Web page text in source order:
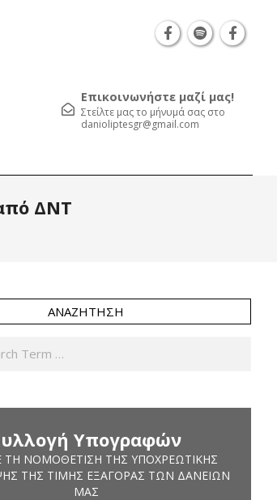
Επικοινωνήστε μαζί μας!
Στείλτε μας το μήνυμά σας στο
danioliptesgr@gmail.com
ΔΝΤ
ΑΝΑΖΉΤΗΣΗ
Υπογραφών
ΤΗ ΝΟΜΟΘΈΤΙΣΗ ΤΗΣ ΥΠΟΧΡΕΩΤΙΚΉΣ
ΤΗΣ ΤΙΜΉΣ ΕΞΑΓΟΡΆΣ ΤΩΝ ΔΑΝΕΊΩΝ
ΜΑΣ